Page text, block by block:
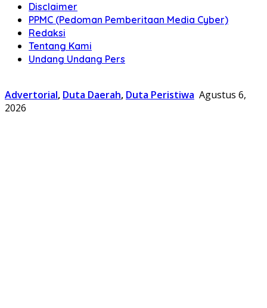
Disclaimer
PPMC (Pedoman Pemberitaan Media Cyber)
Redaksi
Tentang Kami
Undang Undang Pers
Advertorial, Duta Daerah, Duta Peristiwa Agustus 6,
2026